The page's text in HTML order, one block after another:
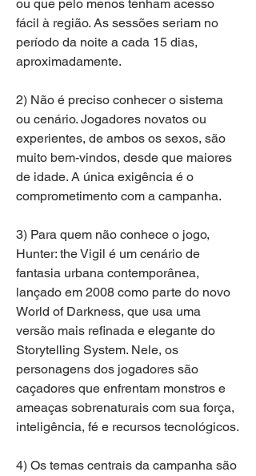
ou que pelo menos tenham acesso
fácil à região. As sessões seriam no
período da noite a cada 15 dias,
aproximadamente.
2) Não é preciso conhecer o sistema
ou cenário. Jogadores novatos ou
experientes, de ambos os sexos, são
muito bem-vindos, desde que maiores
de idade. A única exigência é o
comprometimento com a campanha.
3) Para quem não conhece o jogo,
Hunter: the Vigil é um cenário de
fantasia urbana contemporânea,
lançado em 2008 como parte do novo
World of Darkness, que usa uma
versão mais refinada e elegante do
Storytelling System. Nele, os
personagens dos jogadores são
caçadores que enfrentam monstros e
ameaças sobrenaturais com sua força,
inteligência, fé e recursos tecnológicos.
4) Os temas centrais da campanha são